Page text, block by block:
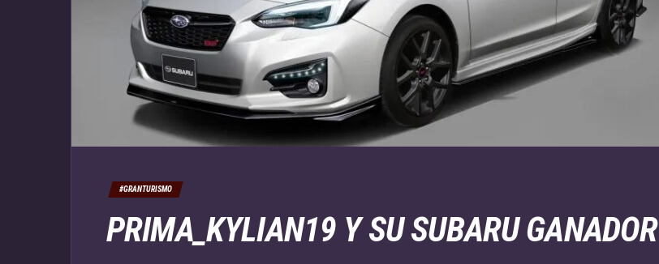
#GRANTURISMO
PRIMA_KYLIAN19 Y SU SUBARU GANADOR